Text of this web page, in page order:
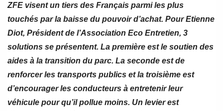
ZFE visent un tiers des Français parmi les plus
touchés par la baisse du pouvoir d’achat. Pour Etienne
Diot, Président de l’Association Eco Entretien, 3
solutions se présentent. La première est le soutien des
aides à la transition du parc. La seconde est de
renforcer les transports publics et la troisième est
d’encourager les conducteurs à entretenir leur
véhicule pour qu’il pollue moins. Un levier est